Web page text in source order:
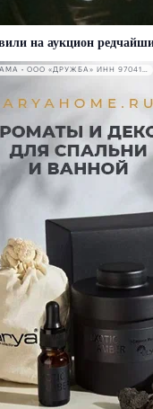
на аукцион
РЕКЛАМА • ООО «ДРУЖБА» ИНН 9704146411